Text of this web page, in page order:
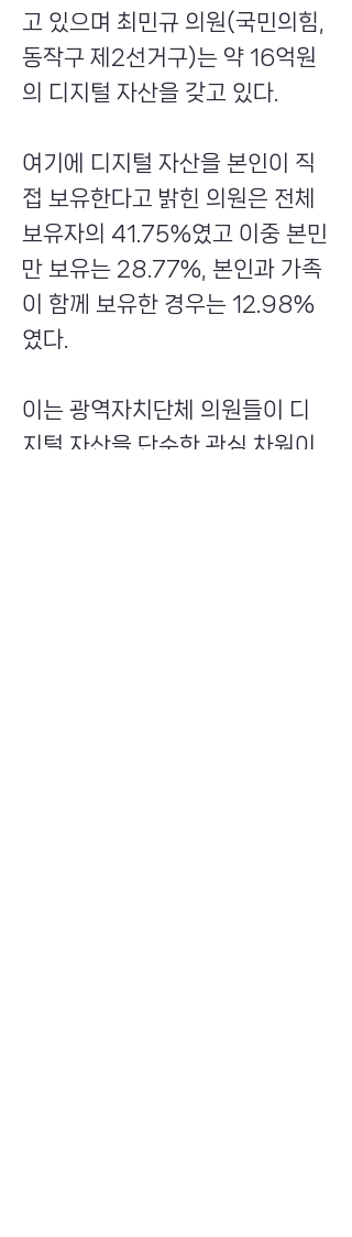
고 있으며 최민규 의원(국민의힘,
동작구 제2선거구)는 약 16억원
의 디지털 자산을 갖고 있다.
여기에 디지털 자산을 본인이 직
접 보유한다고 밝힌 의원은 전체
보유자의 41.75%였고 이중 본민
만 보유는 28.77%, 본인과 가족
이 함께 보유한 경우는 12.98%
였다.
이는 광역자치단체 의원들이 디
지털 자산을 단순한 관심 차원이